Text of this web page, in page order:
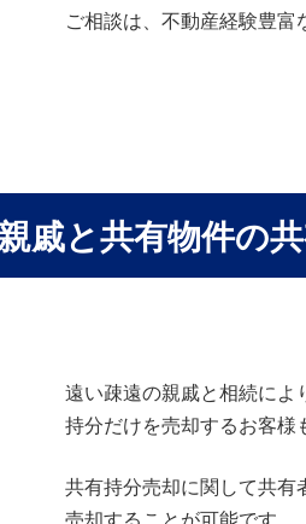
ご相談は、不動産経験豊富
戚と共有物件の
遠い疎遠の親戚と相続によ
持分だけを売却するお客様
共有持分売却に関して共有